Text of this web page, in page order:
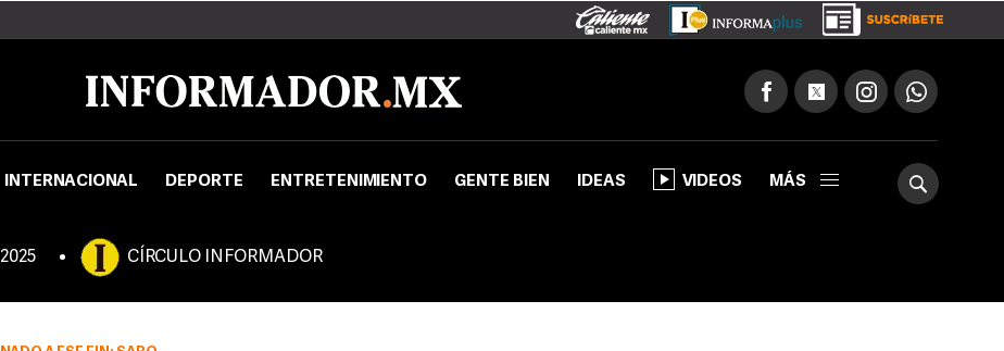
INTERNACIONAL DEPORTE ENTRETENIMIENTO GENTE BIEN IDEAS VIDEOS MÁS
CÍRCULO INFORMADOR